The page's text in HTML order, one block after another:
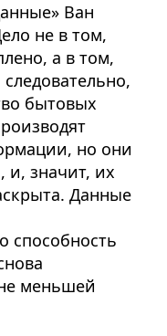
Ван
не в том,
а в том,
бытовых
но они
и, значит, их
Данные
способность
меньшей